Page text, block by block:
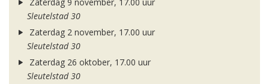
Zaterdag 9 november, 17.00 uur
Sleutelstad 30
Zaterdag 2 november, 17.00 uur
Sleutelstad 30
Zaterdag 26 oktober, 17.00 uur
Sleutelstad 30